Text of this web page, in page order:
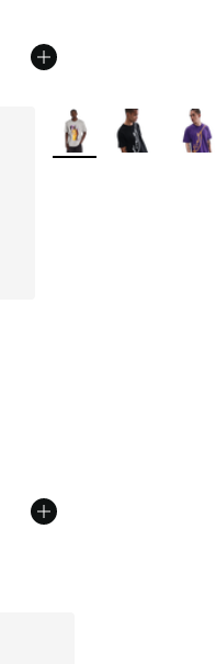
Meer kleuren